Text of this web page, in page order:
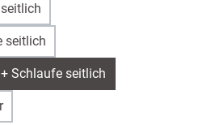
seitlich
Schlaufe seitlich